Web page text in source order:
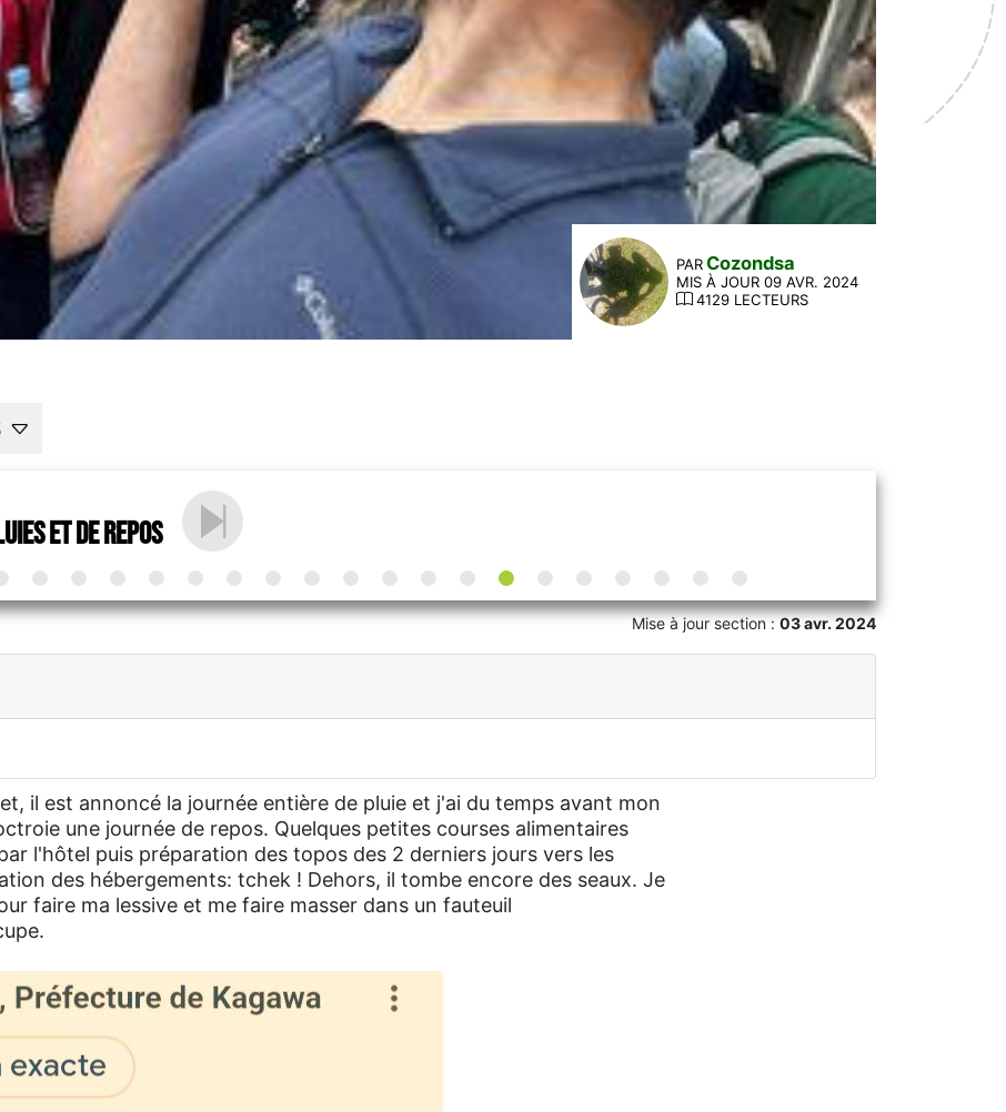
PAR Cozondsa
MIS À JOUR 09 AVR. 2024
4129 LECTEURS
et de repos
Mise à jour section :03 avr. 2024
il est annoncé la journée entière de pluie et j'ai du temps avant mon
une journée de repos. Quelques petites courses alimentaires
l'hôtel puis préparation des topos des 2 derniers jours vers les
des hébergements: tchek ! Dehors, il tombe encore des seaux. Je
faire ma lessive et me faire masser dans un fauteuil